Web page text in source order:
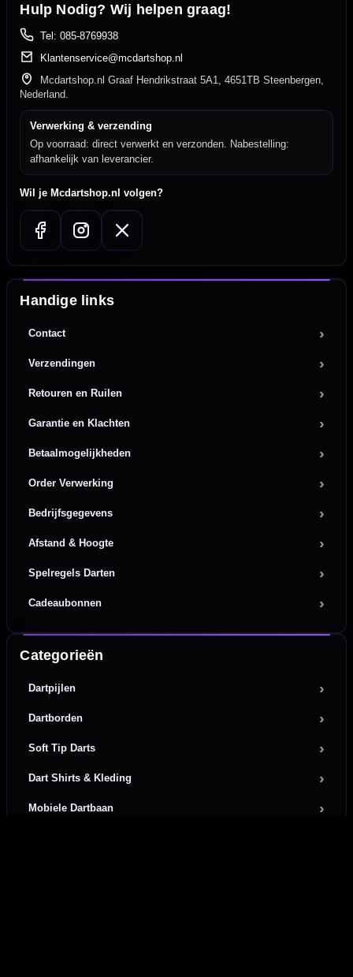
Hulp Nodig? Wij helpen graag!
Tel: 085-8769938
Klantenservice@mcdartshop.nl
Mcdartshop.nl Graaf Hendrikstraat 5A1, 4651TB Steenbergen,
Nederland.
Verwerking & verzending
Op voorraad: direct verwerkt en verzonden. Nabestelling:
afhankelijk van leverancier.
Wil je Mcdartshop.nl volgen?
Handige links
Contact
Verzendingen
Retouren en Ruilen
Garantie en Klachten
Betaalmogelijkheden
Order Verwerking
Bedrijfsgegevens
Afstand & Hoogte
Spelregels Darten
Cadeaubonnen
Categorieën
Dartpijlen
Dartborden
Soft Tip Darts
Dart Shirts & Kleding
Mobiele Dartbaan